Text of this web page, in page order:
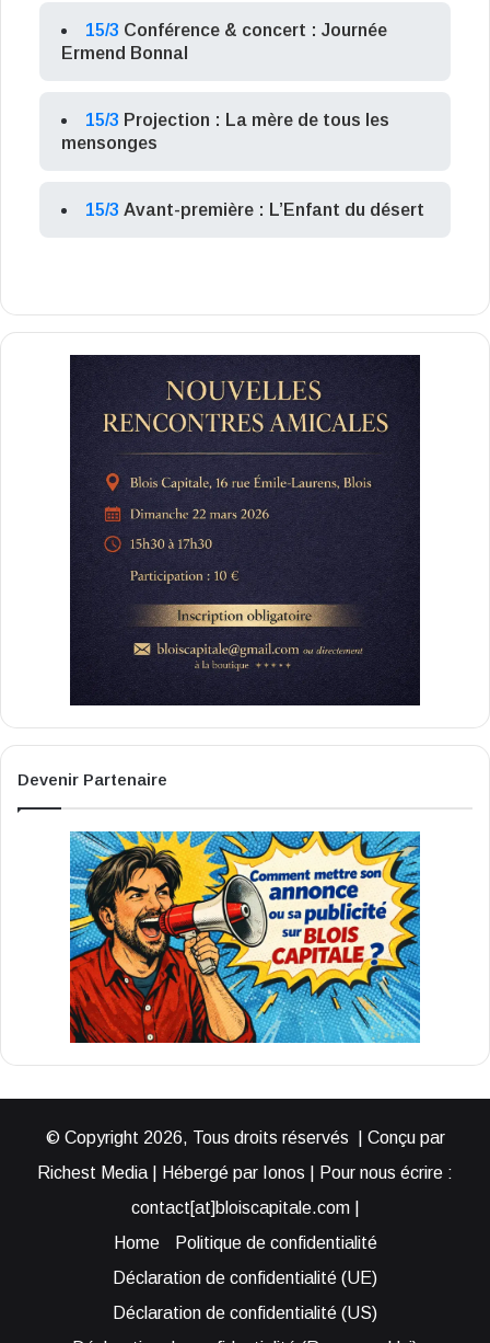
15/3 Conférence & concert : Journée
Ermend Bonnal
15/3 Projection : La mère de tous les
mensonges
15/3 Avant-première : L’Enfant du désert
Devenir Partenaire
© Copyright 2026, Tous droits réservés | Conçu par
Richest Media | Hébergé par Ionos | Pour nous écrire :
contact[at]bloiscapitale.com |
Home
Politique de confidentialité
Déclaration de confidentialité (UE)
Déclaration de confidentialité (US)